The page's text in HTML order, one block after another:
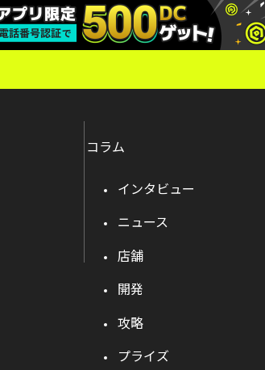
コラム
インタビュー
ニュース
店舗
開発
攻略
プライズ